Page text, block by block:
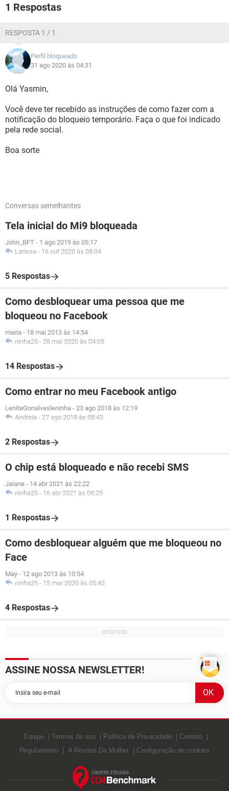
1 Respostas
RESPOSTA 1 / 1
Perfil bloqueado
31 ago 2020 às 04:31
Olá Yasmin,
Você deve ter recebido as instruções de como fazer com a
notificação do bloqueio temporário. Faça o que foi indicado
pela rede social.
Boa sorte
Conversas semelhantes
Tela inicial do Mi9 bloqueada
John_BFT - 1 ago 2019 às 05:17
Larissa - 16 out 2020 às 08:04
5 Respostas
Como desbloquear uma pessoa que me
bloqueou no Facebook
maria - 18 mai 2013 às 14:54
ninha25 - 28 mai 2020 às 04:05
14 Respostas
Como entrar no meu Facebook antigo
LenitaGonalvesleninha - 23 ago 2018 às 12:19
Andreia - 27 ago 2018 às 08:43
2 Respostas
O chip está bloqueado e não recebi SMS
Jaiane - 14 abr 2021 às 22:22
ninha25 - 16 abr 2021 às 06:25
1 Respostas
Como desbloquear alguém que me bloqueou no
Face
May - 12 ago 2013 às 10:54
ninha25 - 15 mar 2020 às 05:42
4 Respostas
ASSINE NOSSA NEWSLETTER!
Equipe Termos de uso Política de Privacidade
Contato
Regulamento
A Revista Da Mulher Configuração de cookies